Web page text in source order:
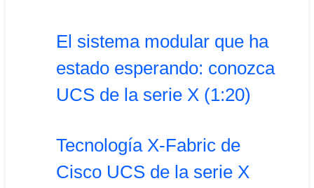
El sistema modular que ha
estado esperando: conozca
UCS de la serie X (1:20)
Tecnología X-Fabric de
Cisco UCS de la serie X